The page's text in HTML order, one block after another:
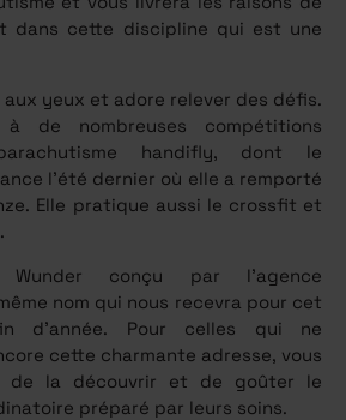
dans cette discipline qui est une
aux yeux et adore relever des défis.
de nombreuses compétitions
handifly, dont le
l’été dernier où elle a remporté
Elle pratique aussi le crossfit et
conçu par l’agence
nom qui nous recevra pour cet
d’année. Pour celles qui ne
cette charmante adresse, vous
de la découvrir et de goûter le
préparé par leurs soins.